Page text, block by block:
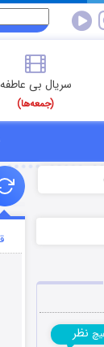
سریال بی عاطفه
(جمعه‌ها)
نظر